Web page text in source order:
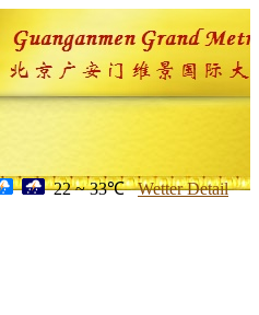
22 ~ 33℃ Wetter Detail